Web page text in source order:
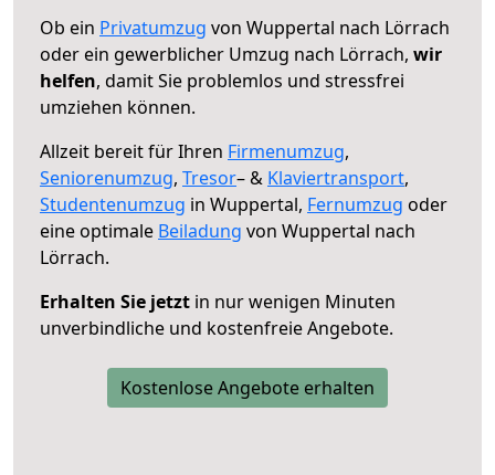
Ob ein Privatumzug von Wuppertal nach Lörrach
oder ein gewerblicher Umzug nach Lörrach, wir
helfen, damit Sie problemlos und stressfrei
umziehen können.
Allzeit bereit für Ihren Firmenumzug,
Seniorenumzug, Tresor– & Klaviertransport,
Studentenumzug in Wuppertal, Fernumzug oder
eine optimale Beiladung von Wuppertal nach
Lörrach.
Erhalten Sie jetzt in nur wenigen Minuten
unverbindliche und kostenfreie Angebote.
Kostenlose Angebote erhalten